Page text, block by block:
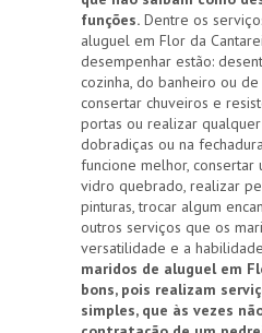
funções. Dentre os
aluguel em Flor da
desempenhar estão:
cozinha, do banheiro ou
consertar chuveiros e
portas ou realizar
dobradiças ou na
funcione melhor, consertar
vidro quebrado, realizar
pinturas, trocar algum
outros serviços que os
versatilidade e a
maridos de aluguel em
bons, pois realizam
simples, que às vezes